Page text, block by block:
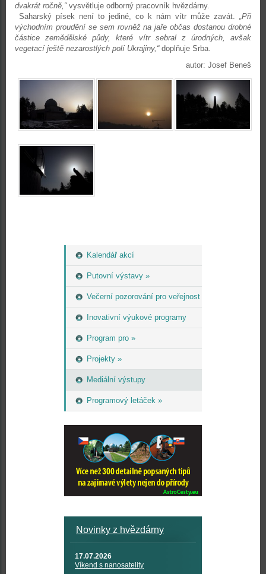
Kalendář akcí
Putovní výstavy »
Večerní pozorování pro veřejnost
Inovativní výukové programy
Program pro »
Projekty »
Mediální výstupy
Programový letáček »
Novinky z hvězdárny
17.07.2026
Víkend s nanosatelity
dvakrát ročně,“vysvětluje odborný pracovník hvězdárny.
Saharský písek není to jediné, co k nám vítr může zavát. „Při
východním proudění se sem rovněž na jaře občas dostanou drobné
částice zemědělské půdy, které vítr sebral z úrodných, avšak
vegetací ještě nezarostlých polí Ukrajiny,“ doplňuje Srba.
autor: Josef Beneš